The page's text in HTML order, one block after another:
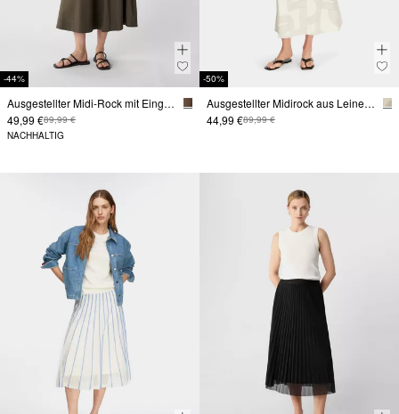
-44%
Ausgestellter Midi-Rock mit Eingrifftaschen
49,99 €89,99 €
NACHHALTIG
-50%
Ausgestellter Midirock aus Leinenmix mit Seitentaschen
44,99 €89,99 €